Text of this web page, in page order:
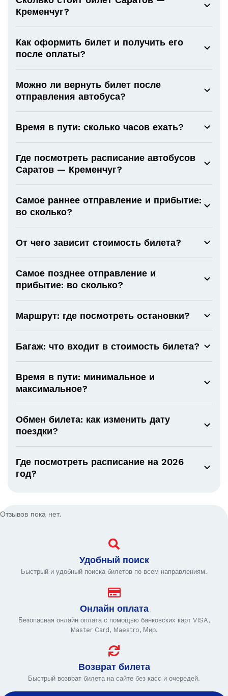
Кременчуг?
Как оформить билет и получить его
после оплаты?
Можно ли вернуть билет после
отправления автобуса?
Время в пути: сколько часов ехать?
Где посмотреть расписание автобусов
Саратов — Кременчуг?
Самое раннее отправление и прибытие:
во сколько?
От чего зависит стоимость билета?
Самое позднее отправление и
прибытие: во сколько?
Маршрут: где посмотреть остановки?
Багаж: что входит в стоимость билета?
Время в пути: минимальное и
максимальное?
Обмен билета: как изменить дату
поездки?
Где посмотреть расписание на 2026
год?
Отзывов пока нет.
Удобный поиск
Быстрый и удобный поиска билетов по всем направлениям.
Онлайн оплата
Безопасная онлайн оплата с помощью банковских карт VISA,
Master Card, Maestro, Мир.
Возврат билета
Быстрый возврат билета на сайте без касс и очередей.